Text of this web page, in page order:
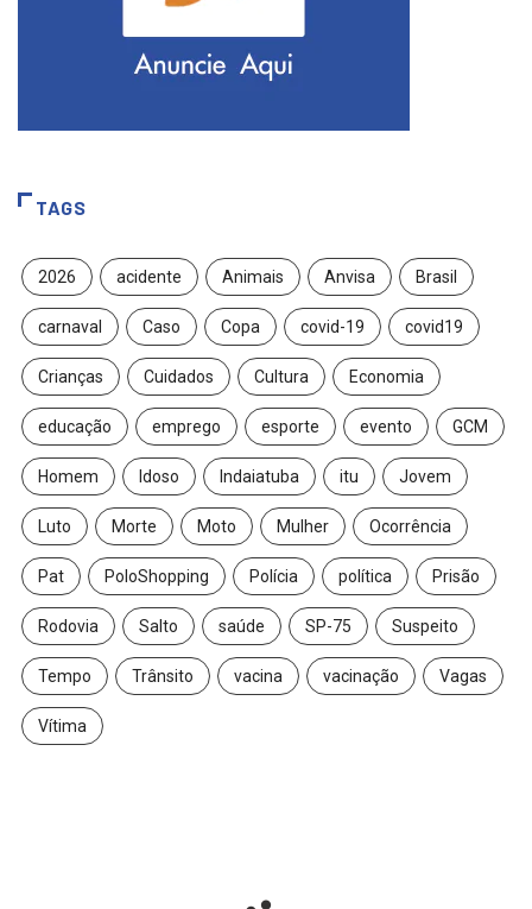
TAGS
2026 acidente Animais Anvisa Brasil
carnaval Caso Copa covid-19 covid19
Crianças Cuidados Cultura Economia
educação emprego esporte evento GCM
Homem Idoso Indaiatuba itu Jovem
Luto Morte Moto Mulher Ocorrência
Pat PoloShopping Polícia política Prisão
Rodovia Salto saúde SP-75 Suspeito
Tempo Trânsito vacina vacinação Vagas
Vítima